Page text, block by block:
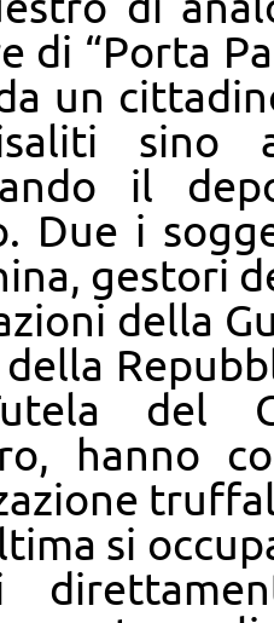
di “Porta
un
sino
il
Due i
gestori
della
del
hanno
si